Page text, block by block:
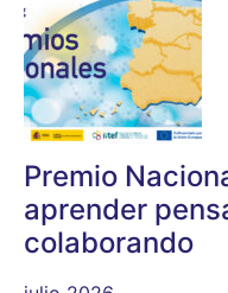
Premio
aprender
colaborando